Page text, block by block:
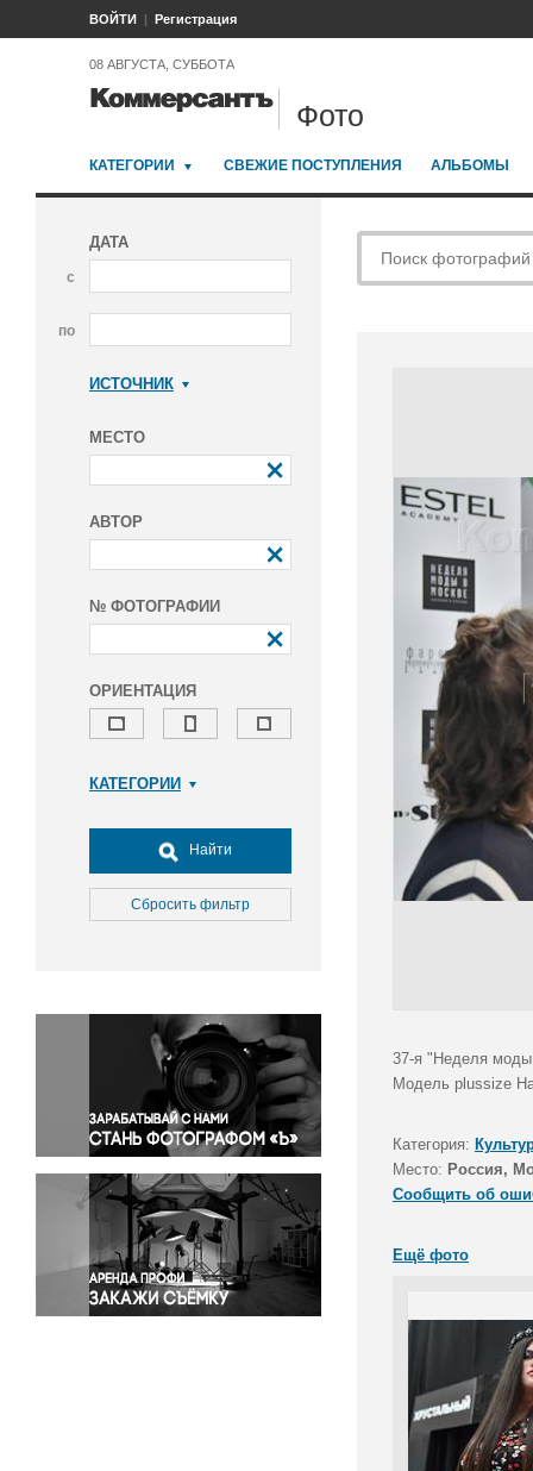
ВОЙТИ Регистрация
08 АВГУСТА, СУББОТА
Фото
КАТЕГОРИИ СВЕЖИЕ ПОСТУПЛЕНИЯ АЛЬБОМЫ
ДАТА
с
по
ИСТОЧНИК
МЕСТО
АВТОР
№ ФОТОГРАФИИ
ОРИЕНТАЦИЯ
КАТЕГОРИИ
Досуг, туризм и отдых
Культура
Медицина
Окружающая среда
Политика
Правосудие
Происшествия и конфликты
Религия
Светская жизнь
Спорт
Экология
Экономика и бизнес
Найти
Сбросить фильтр
37-я "Неделя моды
Модель plussize
Категория:
Место: Россия,
Сообщить об
Ещё фото